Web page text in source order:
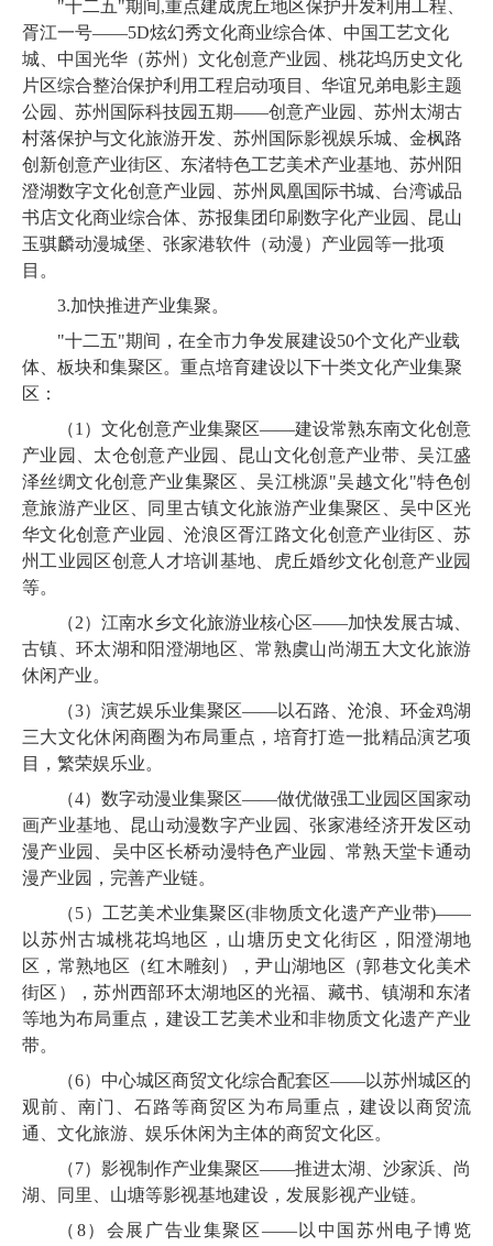
"十二五"期间 ,重点建成虎丘地区保护开发利用工程、
胥江一号——5D炫幻秀文化商业综合体、中国工艺文化
城、中国光华（苏州）文化创意产业园、桃花坞历史文化
片区综合整治保护利用工程启动项目、华谊兄弟电影主题
公园、苏州国际科技园五期——创意产业园、苏州太湖古
村落保护与文化旅游开发、苏州国际影视娱乐城、金枫路
创新创意产业街区、东渚特色工艺美术产业基地、苏州阳
澄湖数字文化创意产业园、苏州凤凰国际书城、台湾诚品
书店文化商业综合体、苏报集团印刷数字化产业园、昆山
玉骐麟动漫城堡、张家港软件（动漫）产业园等一批项
目 。
3.加快推进产业集聚。
"十二五"期间，在全市力争发展建设50个文化产业载
体、板块和集聚区。重点培育建设以下十类文化产业集聚
区：
（1 ）文化创意产业集聚区——建设常熟东南文化创意
产业园、太仓创意产业园、昆山文化创意产业带、吴江盛
泽丝绸文化创意产业集聚区、吴江桃源"吴越文化"特色创
意旅游产业区、同里古镇文化旅游产业集聚区、吴中区光
华文化创意产业园、沧浪区胥江路文化创意产业街区、苏
州工业园区创意人才培训基地、虎丘婚纱文化创意产业园
等。
（2）江南水乡文化旅游业核心区——加快发展古城、
古镇、环太湖和阳澄湖地区、常熟虞山尚湖五大文化旅游
休闲产业。
（3）演艺娱乐业集聚区——以石路、沧浪、环金鸡湖
三大文化休闲商圈为布局重点，培育打造一批精品演艺项
目，繁荣娱乐业。
（4）数字动漫业集聚区——做优做强工业园区国家动
画产业基地、昆山动漫数字产业园、张家港经济开发区动
漫产业园、吴中区长桥动漫特色产业园、常熟天堂卡通动
漫产业园，完善产业链。
（5）工艺美术业集聚区(非物质文化遗产产业带)——
以苏州古城桃花坞地区，山塘历史文化街区，阳澄湖地
区，常熟地区（红木雕刻），尹山湖地区（郭巷文化美术
街区），苏州西部环太湖地区的光福、藏书、镇湖和东渚
等地为布局重点，建设工艺美术业和非物质文化遗产产业
带。
（6）中心城区商贸文化综合配套区——以苏州城区的
观前、南门、石路等商贸区为布局重点，建设以商贸流
通、文化旅游、娱乐休闲为主体的商贸文化区。
（7）影视制作产业集聚区——推进太湖、沙家浜、尚
湖、同里、山塘等影视基地建设，发展影视产业链。
（ 8）会展广告业集聚区——以中国苏州电子博览